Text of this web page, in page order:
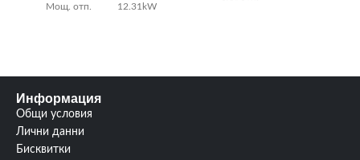
Мощ. отп. 12.31kW
Информация
Общи условия
Лични данни
Бисквитки